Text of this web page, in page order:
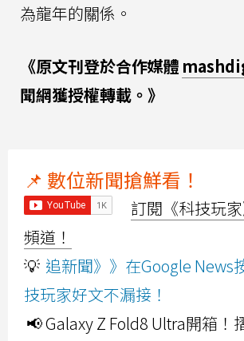
為龍年的關係。
《原文刊登於合作媒體
聞網獲授權轉載。》
📌 數位新聞搶鮮看！
訂閱《科技玩
頻道！
💡 追新聞》》在Google News
技玩家好文不漏接！
📢 Galaxy Z Fold8 Ultra開箱！